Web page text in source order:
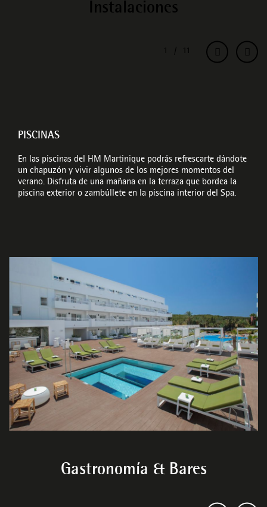
Instalaciones
PISCINAS
En las piscinas del HM Martinique podrás refrescarte dándote
un chapuzón y vivir algunos de los mejores momentos del
verano. Disfruta de una mañana en la terraza que bordea la
piscina exterior o zambúllete en la piscina interior del Spa.
Gastronomía & Bares